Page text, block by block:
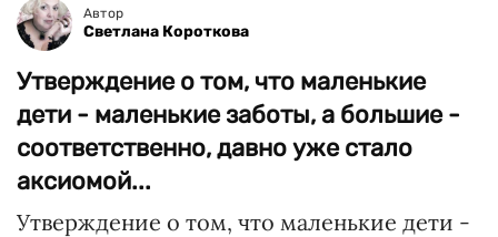
Автор
Светлана Короткова
Утверждение о том, что маленькие
дети - маленькие заботы, а большие -
соответственно, давно уже стало
аксиомой...
Утверждение о том, что маленькие дети -